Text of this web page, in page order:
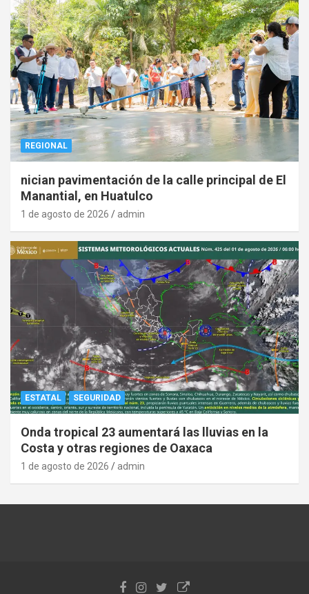
REGIONAL
nician pavimentación de la calle principal de El
Manantial, en Huatulco
1 de agosto de 2026 admin
ESTATAL SEGURIDAD
Onda tropical 23 aumentará las lluvias en la
Costa y otras regiones de Oaxaca
1 de agosto de 2026 admin